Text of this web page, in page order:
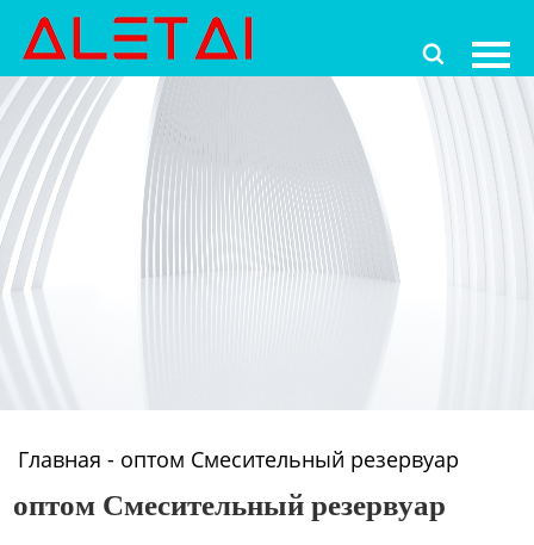

Главная
Продукция
Новости
О Hас
Контакты
Главная - оптом Смесительный резервуар
оптом Смесительный резервуар